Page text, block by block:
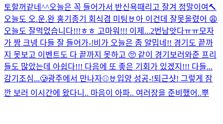
토할꺼같네^^오늘은 꼭 들어가서 반신욕때리고 잘겨 정말이여 🔨
오늘도 오.운.완 홍기종기 회식겸 미팅🤘 아 이건데 잘못올렸어 😩
오늘도 잘먹었습니다!!!ㅎㅎ 고마워!!! 이제...2번남앗다ㅠㅠ모자
가 짱 크넹 다들 잘 들어가-!비가 오늘은 좀 얄밉네!! 경기도 끝까
지 못보고 이벤트도 다 끝까지 못하고 🥺 같이 경기보러와준 프리
들도 많았는데 아쉽다!!! 다음에 또 좋은 기회가 있겠지!!! 다들...
감기조심...🥲광주에서 만나자⚾️🤘 입양 성공-!퇴근샷! 그렇게 잠
깐 보러 이시간에 왔다니.. 마음이 아파.. 여러장을 준비했어..뿌